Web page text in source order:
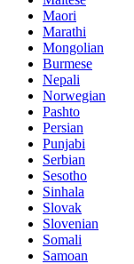
Maori
Marathi
Mongolian
Burmese
Nepali
Norwegian
Pashto
Persian
Punjabi
Serbian
Sesotho
Sinhala
Slovak
Slovenian
Somali
Samoan